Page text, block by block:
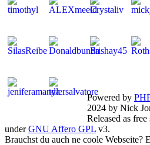
Powered by
2024 by Nick
Released as
underGNU Affero GPL v3.
Brauchst du auch ne coole Webseite?